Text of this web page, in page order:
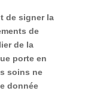
de signer la
de
de la
porte en
soins ne
donnée